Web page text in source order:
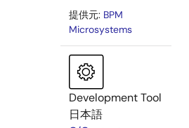
提供元: BPM
Microsystems
Development Tool
日本語